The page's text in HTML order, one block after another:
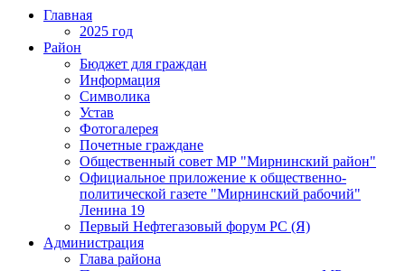
Главная
2025 год
Район
Бюджет для граждан
Информация
Символика
Устав
Фотогалерея
Почетные граждане
Общественный совет МР "Мирнинский район"
Официальное приложение к общественно-
политической газете "Мирнинский рабочий"
Ленина 19
Первый Нефтегазовый форум РС (Я)
Администрация
Глава района